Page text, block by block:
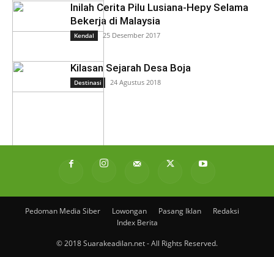
Inilah Cerita Pilu Lusiana-Hepy Selama
Bekerja di Malaysia
Kendal 25 Desember 2017
Kilasan Sejarah Desa Boja
Destinasi 24 Agustus 2018
Pedoman Media Siber Lowongan Pasang Iklan
Redaksi
Index Berita
© 2018 Suarakeadilan.net - All Rights Reserved.